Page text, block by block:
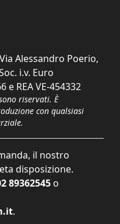
Alessandro Poerio,
i.v. Euro
e REA VE-454332
riservati. È
con qualsiasi
il nostro
disposizione.
89362545 o
.